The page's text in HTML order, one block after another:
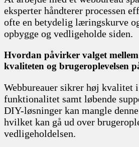
eksperter håndterer processen
ofte en betydelig læringskurve
opbygge og vedligeholde siden.
Hvordan påvirker valget
kvaliteten og brugeroplevelsen
Webbureauer sikrer høj kvalitet
funktionalitet samt løbende
DIY-løsninger kan mangle
hvilket kan gå ud over
vedligeholdelsen.